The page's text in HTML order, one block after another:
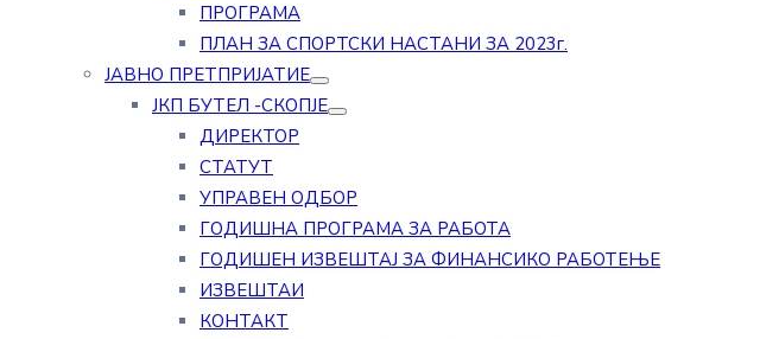
ПРОГРАМА
ПЛАН ЗА СПОРТСКИ НАСТАНИ ЗА 2023г.
ЈАВНО ПРЕТПРИЈАТИЕ
ЈКП БУТЕЛ -СКОПЈЕ
ДИРЕКТОР
СТАТУТ
УПРАВЕН ОДБОР
ГОДИШНА ПРОГРАМА ЗА РАБОТА
ГОДИШЕН ИЗВЕШТАЈ ЗА ФИНАНСИКО РАБОТЕЊЕ
ИЗВЕШТАИ
КОНТАКТ